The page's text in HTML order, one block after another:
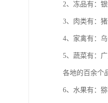
2、冻品有：
3、肉类有：
4、家禽有：
5、蔬菜有：
各地的百余个
6、水果有：